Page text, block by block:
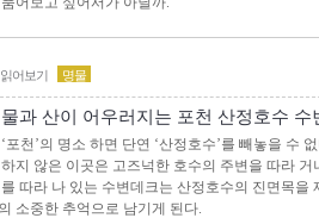
읽어보기 명물
물과 산이 어우러지는 포천 산정호수 수
‘포천’의 명소 하면 단연 ‘산정호수’를 빼놓을 수
하지 않은 이곳은 고즈넉한 호수의 주변을 따라
를 따라 나 있는 수변데크는 산정호수의 진면목을
소중한 추억으로 남기게 된다.